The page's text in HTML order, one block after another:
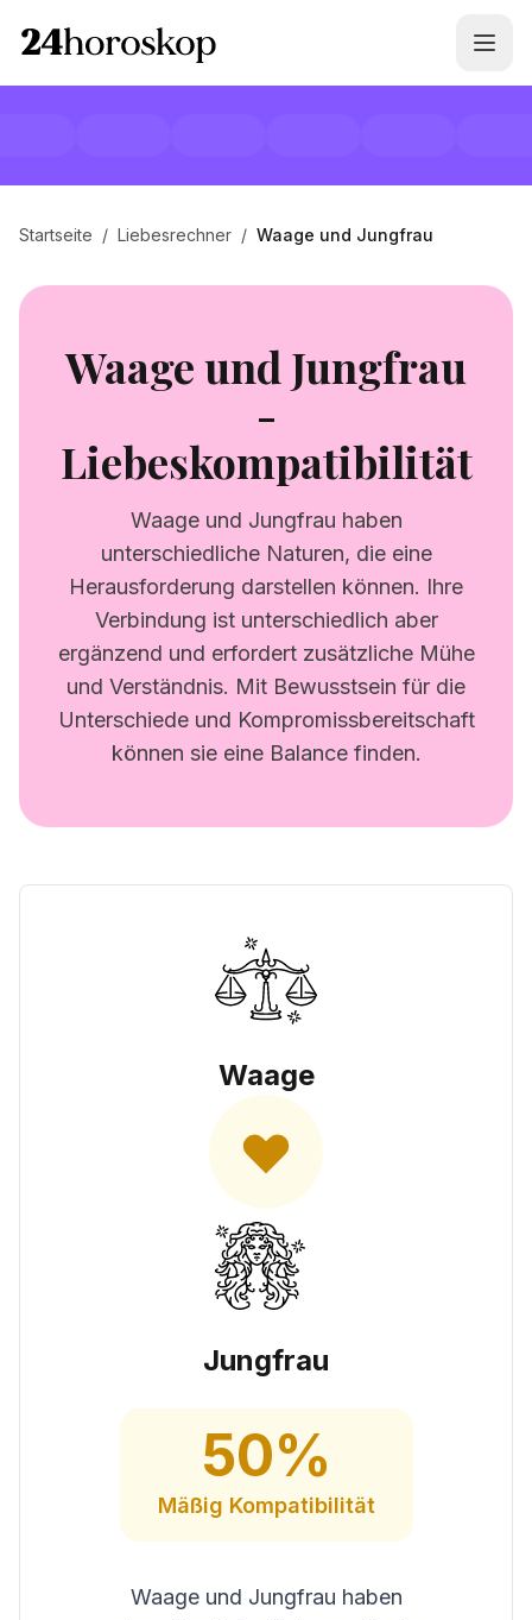
Startseite / Liebesrechner / Waage und Jungfrau
Waage und Jungfrau
-
Liebeskompatibilität
Waage und Jungfrau haben
unterschiedliche Naturen, die eine
Herausforderung darstellen können. Ihre
Verbindung ist unterschiedlich aber
ergänzend und erfordert zusätzliche Mühe
und Verständnis. Mit Bewusstsein für die
Unterschiede und Kompromissbereitschaft
können sie eine Balance finden.
Waage
Jungfrau
50%
Mäßig Kompatibilität
Waage und Jungfrau haben